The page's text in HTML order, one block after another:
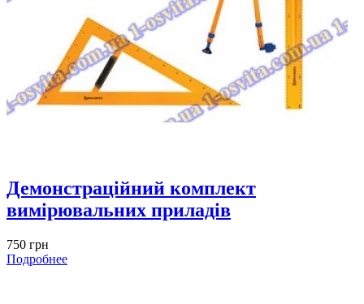
Демонстраційний комплект
вимірювальних приладів
750 грн
Подробнее